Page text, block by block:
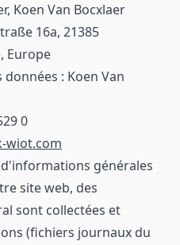
Koen Van Bocxlaer
16a, 21385
Europe
: Koen Van
0
wiot.com
générales
site web, des
sont collectées et
(fichiers journaux du